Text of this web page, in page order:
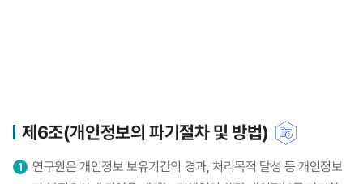
제6조(개인정보의 파기절차 및 방법)
연구원은 개인정보 보유기간의 경과, 처리목적 달성 등 개인정보